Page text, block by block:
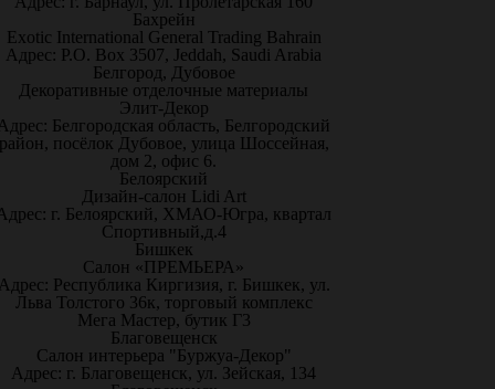
Бахрейн
Exotic International General Trading Bahrain
Адрес: P.O. Box 3507, Jeddah, Saudi Arabia
Белгород, Дубовое
Декоративные отделочные материалы
Элит-Декор
Белгородская область, Белгородский
посёлок Дубовое, улица Шоссейная,
дом 2, офис 6.
Белоярский
Дизайн-салон Lidi Art
г. Белоярский, ХМАО-Югра, квартал
Спортивный,д.4
Бишкек
Салон «ПРЕМЬЕРА»
Республика Киргизия, г. Бишкек, ул.
Льва Толстого 36к, торговый комплекс
Мега Мастер, бутик Г3
Благовещенск
Салон интерьера "Буржуа-Декор"
Адрес: г. Благовещенск, ул. Зейская, 134